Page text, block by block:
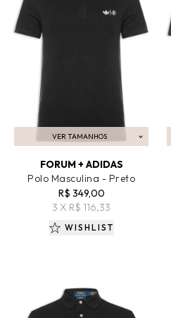
VER TAMANHOS
ADICIONAR AO CARRINHO
FORUM + ADIDAS
Polo Masculina - Preto
R$ 349,00
3 X R$ 116,33
WISHLIST